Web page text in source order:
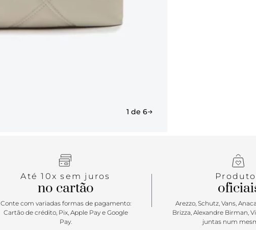
1 de 6
Até 10x sem juros
no cartão
Conte com variadas formas de pagamento:
Cartão de crédito, Pix, Apple Pay e Google
Pay.
Arezzo, Schutz, Vans,
Brizza, Alexandre Birman,
juntas num